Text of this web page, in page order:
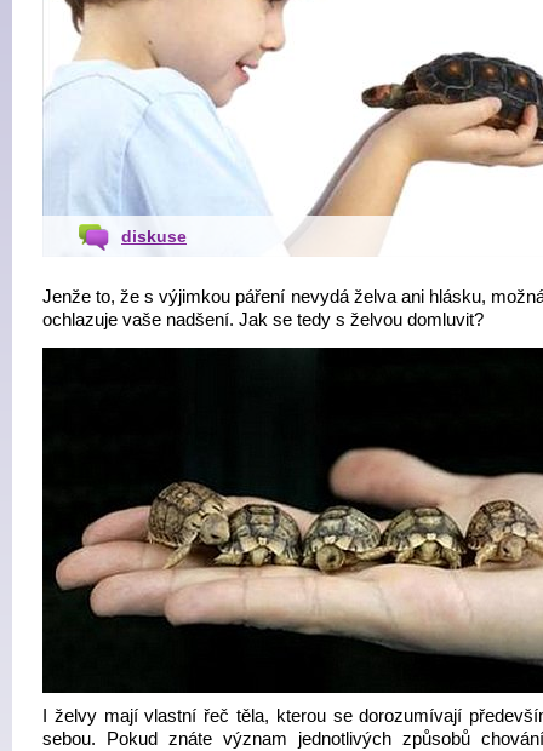
diskuse
Jenže to, že s výjimkou páření nevydá želva ani hlásku,
ochlazuje vaše nadšení. Jak se tedy s želvou domluvit?
I želvy mají vlastní řeč těla, kterou se dorozumívají
sebou. Pokud znáte význam jednotlivých způsobů